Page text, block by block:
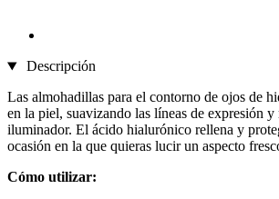
Descripción
Las almohadillas para el contorno de ojos de
en la piel, suavizando las líneas de expresión
iluminador. El ácido hialurónico rellena y
ocasión en la que quieras lucir un aspecto
Cómo utilizar: